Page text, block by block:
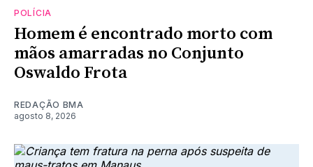
POLÍCIA
Homem é encontrado morto com
mãos amarradas no Conjunto
Oswaldo Frota
REDAÇÃO BMA
agosto 8, 2026